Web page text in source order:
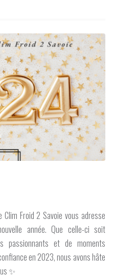
Froid 2 Savoie vous adresse
année. Que celle-ci soit
passionnants et de moments
en 2023, nous avons hâte
✨